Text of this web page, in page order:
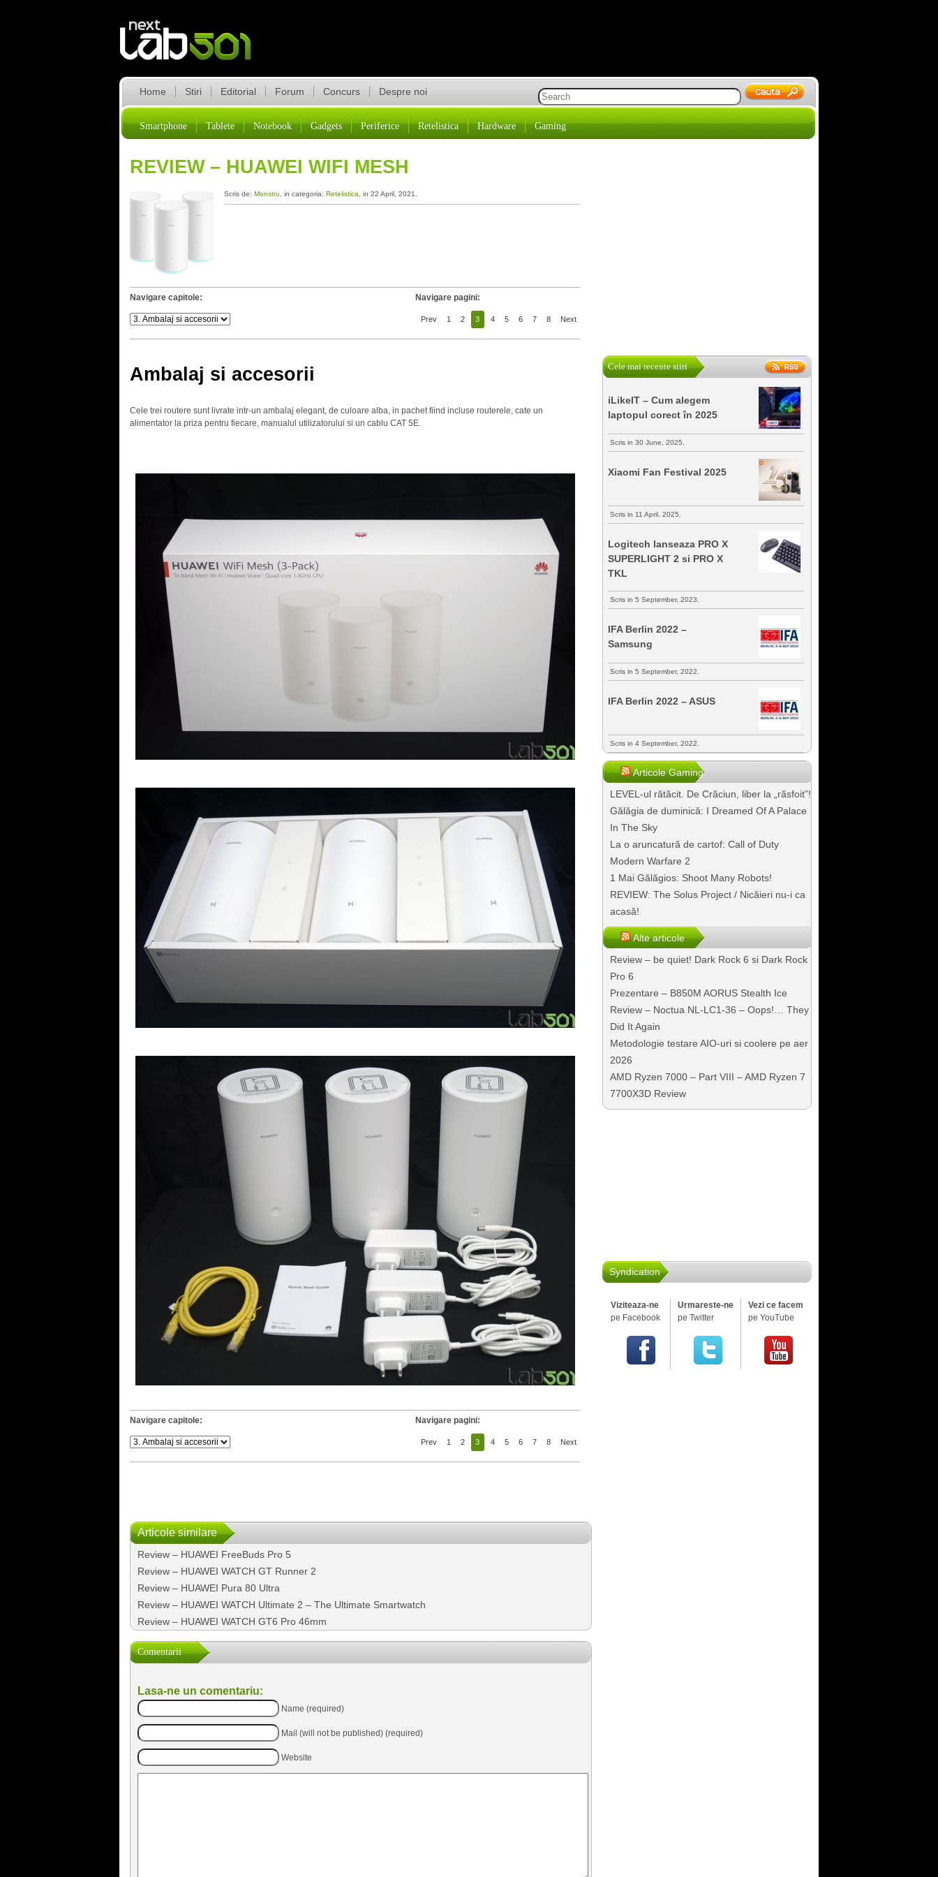
Home Stiri Editorial Forum Concurs Despre noi
Smartphone Tablete Notebook Gadgets Periferice Retelistica Hardware Gaming
REVIEW – HUAWEI WIFI MESH
Scris de: Monstru , in categoria: Retelistica , in 22 April, 2021.
Navigare capitole: Navigare pagini:
Prev 1 2 3 4 5 6 7 8 Next
Ambalaj si accesorii
Cele trei routere sunt livrate intr-un ambalaj elegant, de culoare alba, in pachet fiind incluse routerele, cate un
alimentator la priza pentru fiecare, manualul utilizatorului si un cablu CAT 5E.
Navigare capitole: Navigare pagini:
Prev 1 2 3 4 5 6 7 8 Next
Articole similare
Review – HUAWEI FreeBuds Pro 5
Review – HUAWEI WATCH GT Runner 2
Review – HUAWEI Pura 80 Ultra
Review – HUAWEI WATCH Ultimate 2 – The Ultimate Smartwatch
Review – HUAWEI WATCH GT6 Pro 46mm
Comentarii
Lasa-ne un comentariu:
Name (required)
Mail (will not be published) (required)
Website
Cele mai recente stiri
iLikeIT – Cum alegem
laptopul corect în 2025
Scris in 30 June, 2025.
Xiaomi Fan Festival 2025
Scris in 11 April, 2025.
Logitech lanseaza PRO X
SUPERLIGHT 2 si PRO X
TKL
Scris in 5 September, 2023.
IFA Berlin 2022 –
Samsung
Scris in 5 September, 2022.
IFA Berlin 2022 – ASUS
Scris in 4 September, 2022.
Articole Gaming
LEVEL-ul rătăcit. De Crăciun, liber la „răsfoit”!
Gălăgia de duminică: I Dreamed Of A Palace
In The Sky
La o aruncatură de cartof: Call of Duty
Modern Warfare 2
1 Mai Gălăgios: Shoot Many Robots!
REVIEW: The Solus Project / Nicăieri nu-i ca
acasă!
Alte articole
Review – be quiet! Dark Rock 6 si Dark Rock
Pro 6
Prezentare – B850M AORUS Stealth Ice
Review – Noctua NL-LC1-36 – Oops!… They
Did It Again
Metodologie testare AIO-uri si coolere pe aer
2026
AMD Ryzen 7000 – Part VIII – AMD Ryzen 7
7700X3D Review
Syndication
Viziteaza-ne
pe Facebook
Urmareste-ne
pe Twitter
Vezi ce facem
pe YouTube